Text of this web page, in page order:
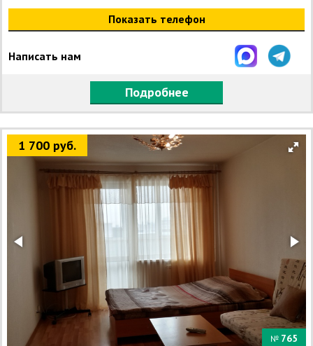
Показать телефон
Написать нам
Подробнее
1 700 руб.
№ 765